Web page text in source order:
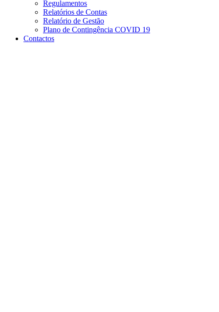
Regulamentos
Relatórios de Contas
Relatório de Gestão
Plano de Contingência COVID 19
Contactos